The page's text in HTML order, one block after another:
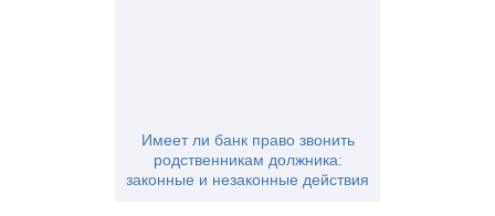
Имеет ли банк право звонить
родственникам должника:
законные и незаконные действия